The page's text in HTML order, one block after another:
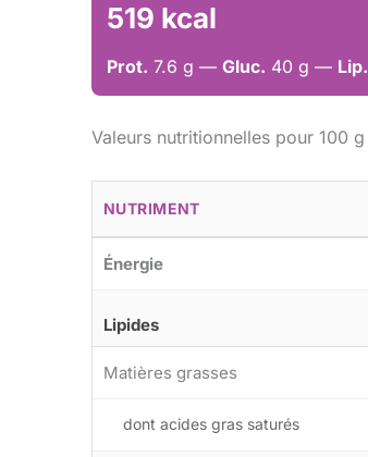
519 kcal
Prot. 7.6 g — Gluc. 40 g — Lip.
Valeurs nutritionnelles pour 100 g
NUTRIMENT
Énergie
Lipides
Matières grasses
dont acides gras saturés